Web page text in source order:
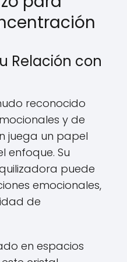
Relación con
reconocido
y de
juega un papel
enfoque. Su
puede
emocionales,
de
en espacios